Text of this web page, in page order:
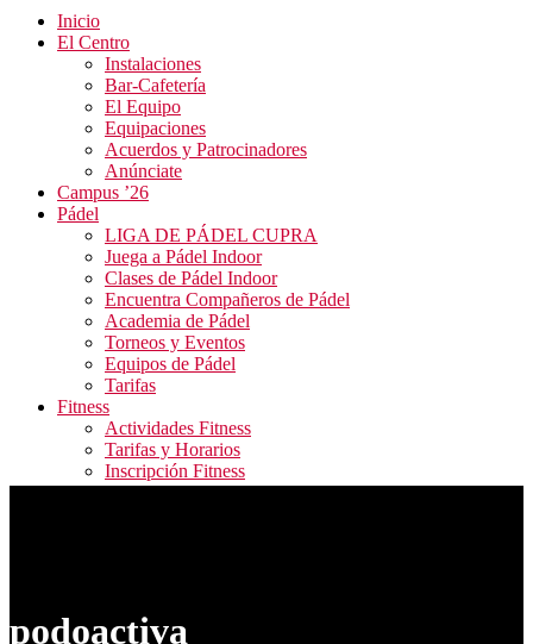
Inicio
El Centro
Instalaciones
Bar-Cafetería
El Equipo
Equipaciones
Acuerdos y Patrocinadores
Anúnciate
Campus ’26
Pádel
LIGA DE PÁDEL CUPRA
Juega a Pádel Indoor
Clases de Pádel Indoor
Encuentra Compañeros de Pádel
Academia de Pádel
Torneos y Eventos
Equipos de Pádel
Tarifas
Fitness
Actividades Fitness
Tarifas y Horarios
Inscripción Fitness
Blog
podoactiva